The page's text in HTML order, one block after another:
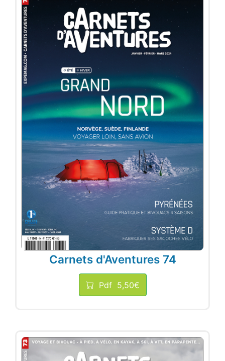
Carnets d'Aventures 74
Pdf 5,50€